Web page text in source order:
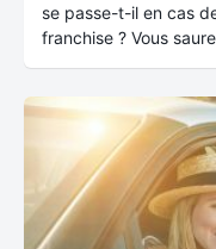
se passe-t-il en cas
franchise ? Vous